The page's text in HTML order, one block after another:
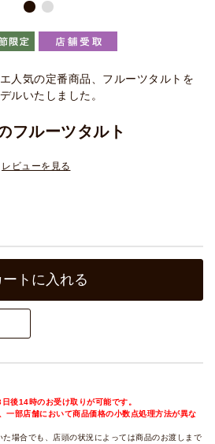
人気の定番商品、フルーツタルトを
ルいたしました。
フルーツタルト
レビューを見る
ートに入れる
後14時のお受け取りが可能です。
一部店舗において商品価格の小数点処理方法が異な
場合でも、店頭の状況によっては商品のお渡しまで